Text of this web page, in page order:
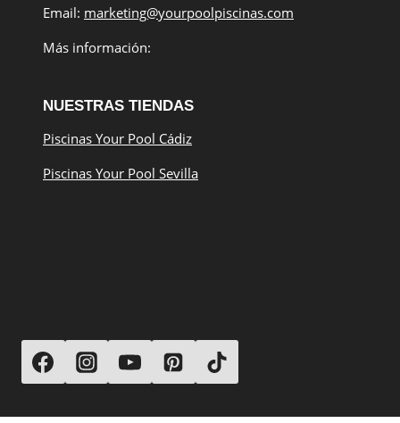
Email: marketing@yourpoolpiscinas.com
Más información:
NUESTRAS TIENDAS
Piscinas Your Pool Cádiz
Piscinas Your Pool Sevilla